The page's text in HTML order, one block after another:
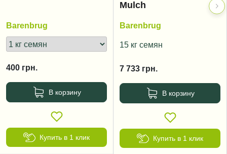
Barenbrug
400 грн.
В корзину
Купить в 1 клик
Mulch
Barenbrug
15 кг семян
7 733 грн.
В корзину
Купить в 1 клик